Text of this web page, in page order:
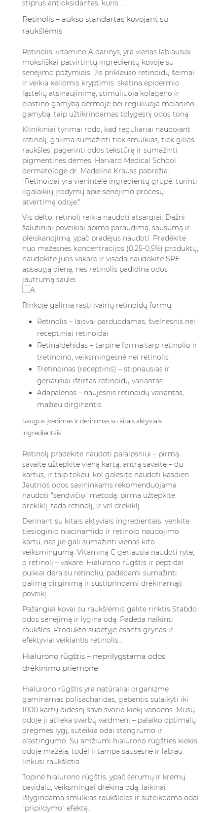
stiprus antioksidantas, kuris ...
Retinolis – aukso standartas kovojant su
raukšlėmis
Retinolis, vitamino A darinys, yra vienas labiausiai
moksliškai patvirtintų ingredientų kovoje su
senėjimo požymiais. Jis priklauso retinoidų šeimai
ir veikia keliomis kryptimis: skatina epidermio
ląstelių atsinaujinimą, stimuliuoja kolageno ir
elastino gamybą dermoje bei reguliuoja melanino
gamybą, taip užtikrindamas tolygesnį odos toną.
Klinikiniai tyrimai rodo, kad reguliariai naudojant
retinolį, galima sumažinti tiek smulkias, tiek gilias
raukšles, pagerinti odos tekstūrą ir sumažinti
pigmentines dėmes. Harvard Medical School
dermatologė dr. Madeline Krauss pabrėžia:
"Retinoidai yra vienintelė ingredientų grupė, turinti
ilgalaikių įrodymų apie senėjimo procesų
atvertimą odoje."
Vis dėlto, retinolį reikia naudoti atsargiai. Dažni
šalutiniai poveikiai apima paraudimą, sausumą ir
pleiskanojimą, ypač pradėjus naudoti. Pradėkite
nuo mažesnės koncentracijos (0,25-0,5%) produktų,
naudokite juos vakare ir visada naudokite SPF
apsaugą dieną, nes retinolis padidina odos
jautrumą saulei.
Rinkoje galima rasti įvairių retinoidų formų:
Retinolis – laisvai parduodamas, švelnesnis nei
receptiniai retinoidai
Retinaldehidas – tarpinė forma tarp retinolio ir
tretinoino, veiksmingesnė nei retinolis
Tretinoinas (receptinis) – stipriausias ir
geriausiai ištirtas retinoidų variantas
Adapalenas – naujesnis retinoidų variantas,
mažiau dirginantis
Saugus įvedimas ir derinimas su kitais aktyviais
ingredientais
Retinolį pradėkite naudoti palaipsniui – pirmą
savaitę užtepkite vieną kartą, antrą savaitę – du
kartus, ir taip toliau, kol galėsite naudoti kasdien.
Jautrios odos savininkams rekomenduojama
naudoti "sendvičio" metodą: pirma užtepkite
drėkiklį, tada retinolį, ir vėl drėkiklį.
Derinant su kitais aktyviais ingredientais, venkite
tiesioginio niacinamido ir retinolo naudojimo
kartu, nes jie gali sumažinti vienas kito
veiksmingumą. Vitaminą C geriausia naudoti ryte,
o retinolį – vakare. Hialurono rūgštis ir peptidai
puikiai dera su retinoliu, padėdami sumažinti
galimą dirginimą ir sustiprindami drėkinamąjį
poveikį.
Pažangiai kovai su raukšlėmis galite rinktis Stabdo
odos senėjimą ir lygina odą. Padeda naikinti
raukšles. Produkto sudėtyje esants grynas ir
efektyviai veikiantis retinolis...
Hialurono rūgštis – neprilygstama odos
drėkinimo priemonė
Hialurono rūgštis yra natūraliai organizme
gaminamas polisacharidas, gebantis sulaikyti iki
1000 kartų didesnį savo svorio kiekį vandens. Mūsų
odoje ji atlieka svarbų vaidmenį – palaiko optimalų
drėgmės lygį, suteikia odai stangrumo ir
elastingumo. Su amžiumi hialurono rūgšties kiekis
odoje mažėja, todėl ji tampa sausesnė ir labiau
linkusi raukšlėtis.
Topinė hialurono rūgštis, ypač serumų ir kremų
pavidalu, veiksmingai drėkina odą, laikinai
išlygindama smulkias raukšleles ir suteikdama odai
"pripildymo" efektą.